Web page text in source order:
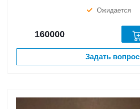
Ожидается
160000
Задать вопрос